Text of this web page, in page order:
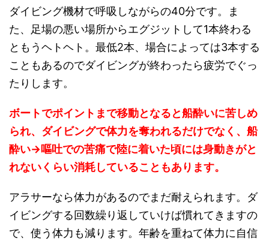
ダイビング機材で呼吸しながらの40分です。ま
た、足場の悪い場所からエグジットして1本終わる
ともうヘトヘト。最低2本、場合によっては3本する
こともあるのでダイビングが終わったら疲労でぐっ
たりします。
ボートでポイントまで移動となると船酔いに苦しめ
られ、ダイビングで体力を奪われるだけでなく、船
酔い→嘔吐での苦痛で陸に着いた頃には身動きがと
れないくらい消耗していることもあります。
アラサーなら体力があるのでまだ耐えられます。ダ
イビングする回数繰り返していけば慣れてきますの
で、使う体力も減ります。年齢を重ねて体力に自信